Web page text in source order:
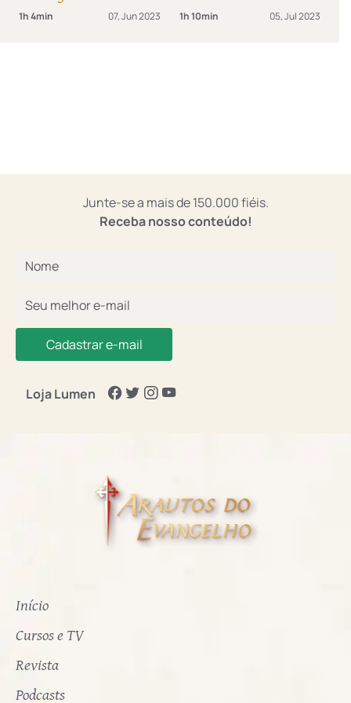
1h 4min 07, Jun 2023
Garantia de salvação
1h 10min 05, Jul 2023
Junte-se a mais de 150.000 fiéis.
Receba nosso conteúdo!
Cadastrar e-mail
Loja Lumen
Início
Cursos e TV
Revista
Podcasts